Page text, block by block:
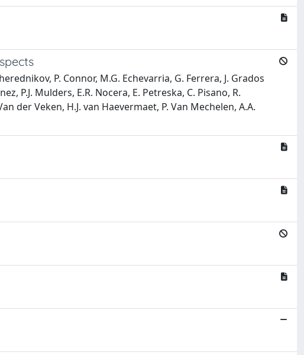
P. Connor, M.G. Echevarria, G. Ferrera, J. Grados
P.J. Mulders, E.R. Nocera, E. Petreska, C. Pisano, R.
der Veken, H.J. van Haevermaet, P. Van Mechelen, A.A.